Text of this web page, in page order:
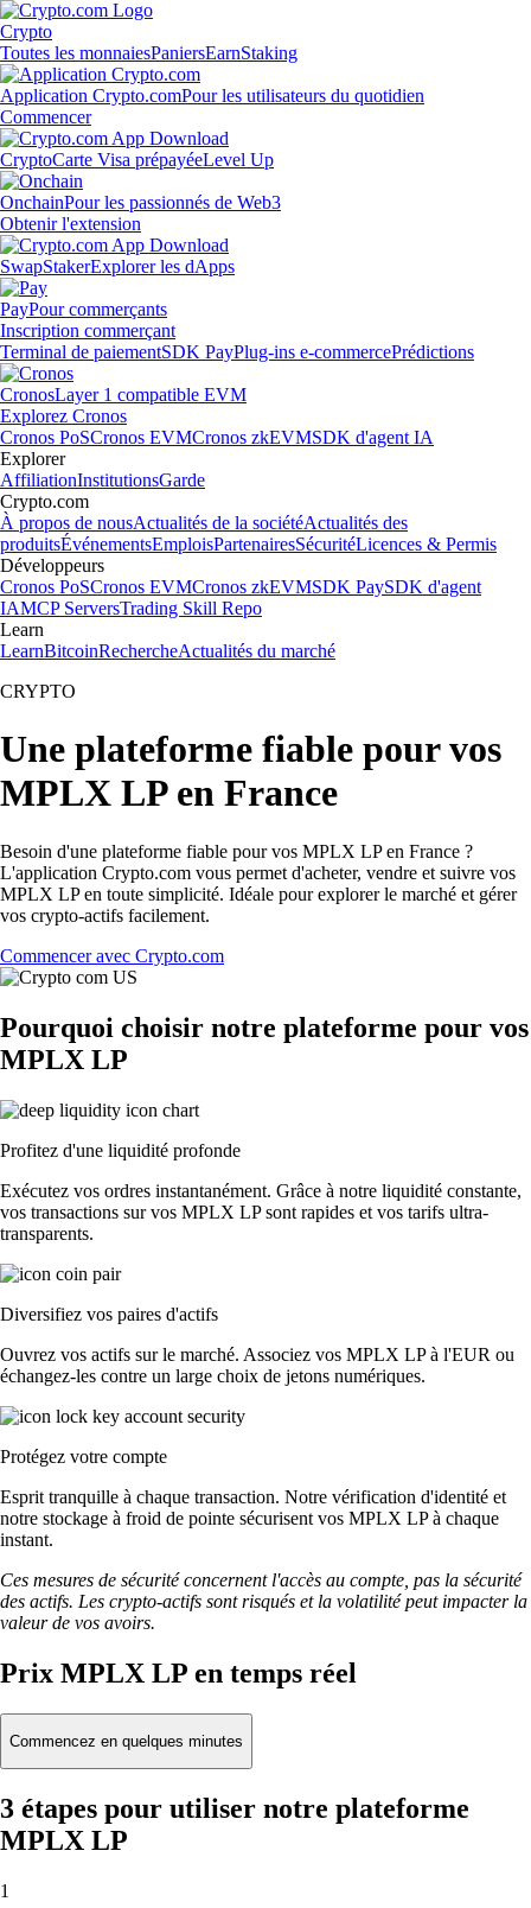
Crypto
Toutes les monnaiesPaniersEarnStaking
Application Crypto.comPour les utilisateurs du quotidien
Commencer
CryptoCarte Visa prépayéeLevel Up
OnchainPour les passionnés de Web3
Obtenir l'extension
SwapStakerExplorer les dApps
PayPour commerçants
Inscription commerçant
Terminal de paiementSDK PayPlug-ins e-commercePrédictions
CronosLayer 1 compatible EVM
Explorez Cronos
Cronos PoSCronos EVMCronos zkEVMSDK d'agent IA
Explorer
AffiliationInstitutionsGarde
Crypto.com
À propos de nousActualités de la sociétéActualités des
produitsÉvénementsEmploisPartenairesSécuritéLicences & Permis
Développeurs
Cronos PoSCronos EVMCronos zkEVMSDK PaySDK d'agent
IAMCP ServersTrading Skill Repo
Learn
LearnBitcoinRechercheActualités du marché
CRYPTO
Une plateforme fiable pour vos
MPLX LP en France
Besoin d'une plateforme fiable pour vos MPLX LP en France ?
L'application Crypto.com vous permet d'acheter, vendre et suivre vos
MPLX LP en toute simplicité. Idéale pour explorer le marché et gérer
vos crypto-actifs facilement.
Commencer avec Crypto.com
Pourquoi choisir notre plateforme pour vos
MPLX LP
Profitez d'une liquidité profonde
Exécutez vos ordres instantanément. Grâce à notre liquidité constante,
vos transactions sur vos MPLX LP sont rapides et vos tarifs ultra-
transparents.
Diversifiez vos paires d'actifs
Ouvrez vos actifs sur le marché. Associez vos MPLX LP à l'EUR ou
échangez-les contre un large choix de jetons numériques.
Protégez votre compte
Esprit tranquille à chaque transaction. Notre vérification d'identité et
notre stockage à froid de pointe sécurisent vos MPLX LP à chaque
instant.
Ces mesures de sécurité concernent l'accès au compte, pas la sécurité
des actifs. Les crypto-actifs sont risqués et la volatilité peut impacter la
valeur de vos avoirs.
Prix MPLX LP en temps réel
Commencez en quelques minutes
3 étapes pour utiliser notre plateforme
MPLX LP
1